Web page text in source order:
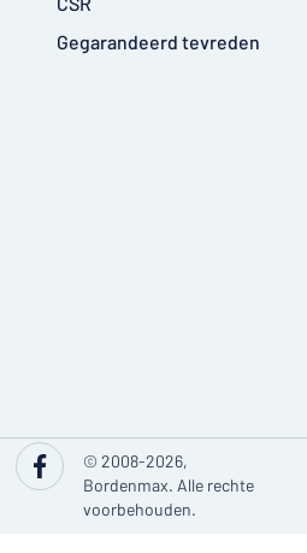
Gegarandeerd tevreden
© 2008-2026,
Bordenmax. Alle rechte
voorbehouden.